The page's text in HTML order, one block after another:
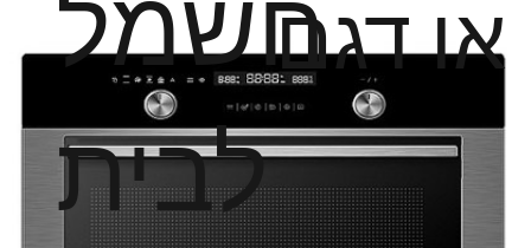
או דגם
לבית